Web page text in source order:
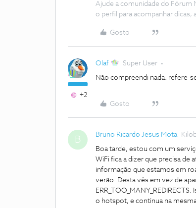
Ajude a comunidade do Fórum
o perfil para acompanhar dicas,
Gosto
+2
Olaf Super User
Não compreendi nada. refere-
Gosto
B Bruno Ricardo Jesus Mota
Boa tarde, estou com um
WiFi fica a dizer que precisa de
informação que estamos em
verão. Desta vês em vez de
o hotspot, e continua na